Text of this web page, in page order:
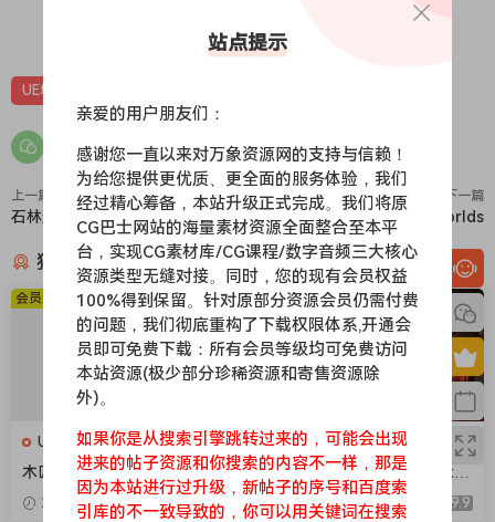
UE场景
上一篇
石林遗迹-Circle of the Sun
下一篇
冰川世界-Ice Snow Rock Worlds
猜你喜欢
UE场景
木匠工作车间-Carpenters W
orkshop
2026-04-18 9.9
会员免费
UE场景
维多利亚时代室内建筑-Victor
ian Interiors
2026-04-18 9.9
会员免费
站点提示
亲爱的用户朋友们：
感谢您一直以来对万象资源网的支持与信赖！
为给您提供更优质、更全面的服务体验，我们
经过精心筹备，本站升级正式完成。我们将原
CG巴士网站的海量素材资源全面整合至本平
台，实现CG素材库/CG课程/数字音频三大核心
资源类型无缝对接。同时，您的现有会员权益
100%得到保留。针对原部分资源会员仍需付费
的问题，我们彻底重构了下载权限体系,开通会
员即可免费下载：所有会员等级均可免费访问
本站资源(极少部分珍稀资源和寄售资源除
外)。
如果你是从搜索引擎跳转过来的，可能会出现
进来的帖子资源和你搜索的内容不一样，那是
因为本站进行过升级，新帖子的序号和百度索
引库的不一致导致的，你可以用关键词在搜索